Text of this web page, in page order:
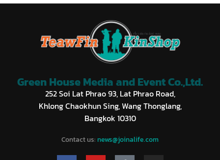
Green House Media and Event Co.,Ltd.
252 Soi Lat Phrao 93, Lat Phrao Road,
Khlong Chaokhun Sing, Wang Thonglang,
Bangkok 10310
Contact us: news@joinalife.com